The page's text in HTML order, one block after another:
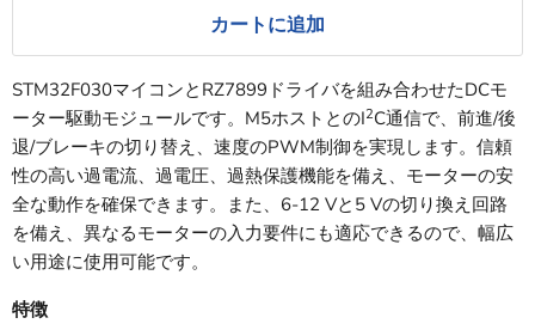
カートに追加
STM32F030マイコンとRZ7899ドライバを組み合わせたDCモ
ーター駆動モジュールです。M5ホストとのI2C通信で、前進/後
退/ブレーキの切り替え、速度のPWM制御を実現します。信頼
性の高い過電流、過電圧、過熱保護機能を備え、モーターの安
全な動作を確保できます。また、6-12 Vと5 Vの切り換え回路
を備え、異なるモーターの入力要件にも適応できるので、幅広
い用途に使用可能です。
特徴